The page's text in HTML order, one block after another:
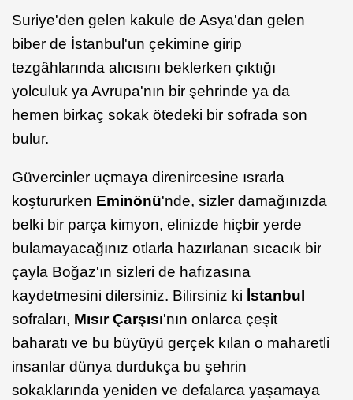
Suriye'den gelen kakule de Asya'dan gelen
biber de İstanbul'un çekimine girip
tezgâhlarında alıcısını beklerken çıktığı
yolculuk ya Avrupa'nın bir şehrinde ya da
hemen birkaç sokak ötedeki bir sofrada son
bulur.
Güvercinler uçmaya direnircesine ısrarla
koştururken Eminönü'nde, sizler damağınızda
belki bir parça kimyon, elinizde hiçbir yerde
bulamayacağınız otlarla hazırlanan sıcacık bir
çayla Boğaz'ın sizleri de hafızasına
kaydetmesini dilersiniz. Bilirsiniz ki İstanbul
sofraları, Mısır Çarşısı'nın onlarca çeşit
baharatı ve bu büyüyü gerçek kılan o maharetli
insanlar dünya durdukça bu şehrin
sokaklarında yeniden ve defalarca yaşamaya